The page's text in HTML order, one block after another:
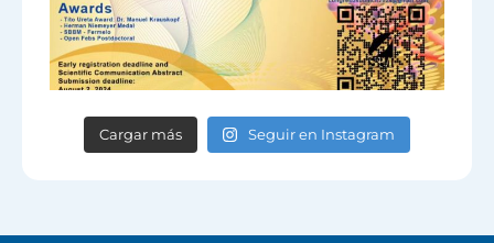
Cargar más Seguir en Instagram